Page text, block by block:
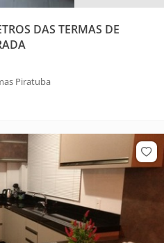
DAS TERMAS DE
Piratuba